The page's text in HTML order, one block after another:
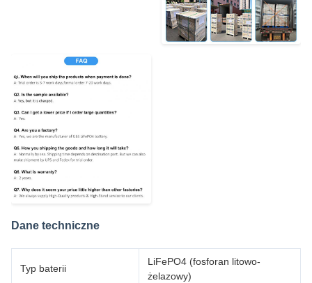
Dane techniczne
Typ baterii
LiFePO4 (fosforan litowo-
żelazowy)